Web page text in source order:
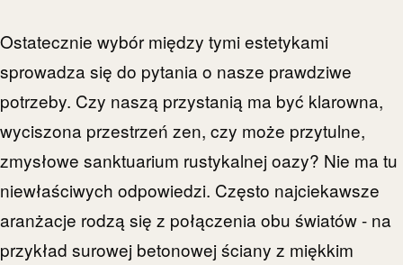
Ostatecznie wybór między tymi estetykami
sprowadza się do pytania o nasze prawdziwe
potrzeby. Czy naszą przystanią ma być klarowna,
wyciszona przestrzeń zen, czy może przytulne,
zmysłowe sanktuarium rustykalnej oazy? Nie ma tu
niewłaściwych odpowiedzi. Często najciekawsze
aranżacje rodzą się z połączenia obu światów - na
przykład surowej betonowej ściany z miękkim